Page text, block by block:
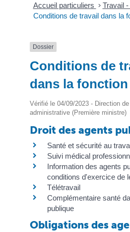
Accueil particuliers > Travail
Conditions de travail dans la
Dossier
Conditions de
dans la
Vérifié le 04/09/2023 - Direction
administrative (Première ministre)
Droit des agents
Santé et sécurité au
Suivi médical
Information des agents
conditions d'exercice de
Télétravail
Complémentaire santé
publique
Obligations des